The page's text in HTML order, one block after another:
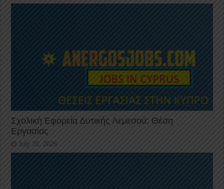
Σχολική Εφορεία Δυτικής Λεμεσού: Θέση
Εργασίας
July 20, 2026